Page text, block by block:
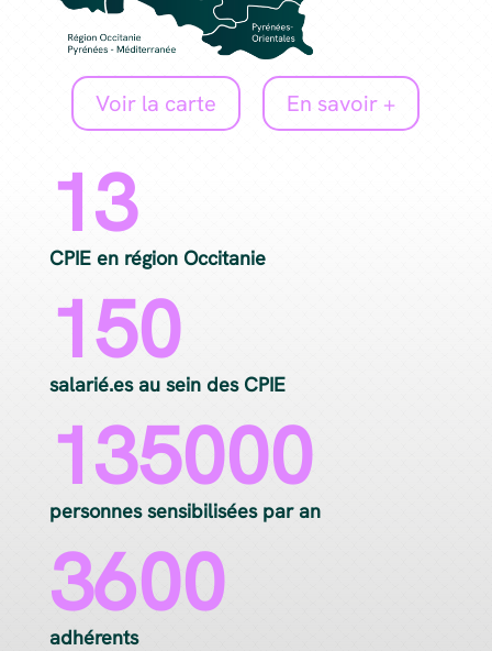
Voir la carte En savoir +
13
CPIE en région Occitanie
150
salarié.es au sein des CPIE
135000
personnes sensibilisées par an
3600
adhérents